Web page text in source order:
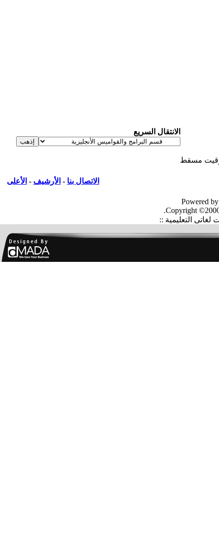
الانتقال السريع
مسقط
الاتصال بنا-الأرشيف-الأعلى
Powered
Copyright
التعليمية ::